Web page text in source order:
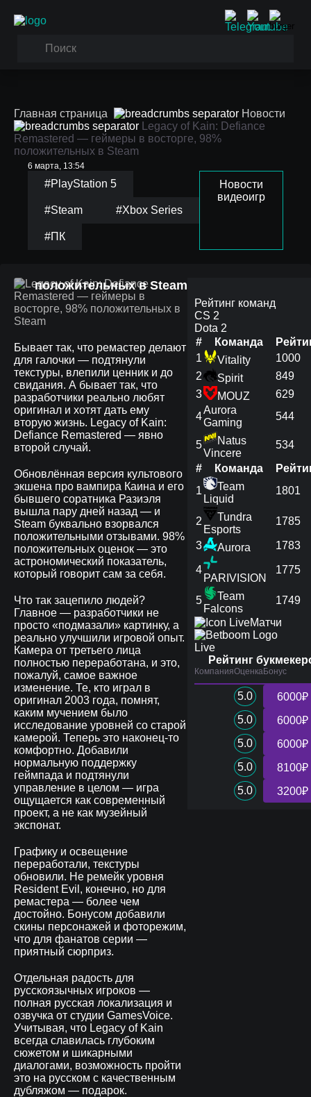
Главная страница
Новости
Legacy of Kain: Defiance
Remastered — геймеры в восторге, 98%
положительных в Steam
6 марта, 13:54
#PlayStation 5
#Steam #Xbox Series
#ПК
Новости
видеоигр
Legacy of Kain: Defiance
положительных в Steam
Бывает так, что ремастер делают
для галочки — подтянули
текстуры, влепили ценник и до
свидания. А бывает так, что
разработчики реально любят
оригинал и хотят дать ему
вторую жизнь. Legacy of Kain:
Defiance Remastered — явно
второй случай.
Обновлённая версия культового
экшена про вампира Каина и его
бывшего соратника Разиэля
вышла пару дней назад — и
Steam буквально взорвался
положительными отзывами. 98%
положительных оценок — это
астрономический показатель,
который говорит сам за себя.
Что так зацепило людей?
Главное — разработчики не
просто «подмазали» картинку, а
реально улучшили игровой опыт.
Камера от третьего лица
полностью переработана, и это,
пожалуй, самое важное
изменение. Те, кто играл в
оригинал 2003 года, помнят,
каким мучением было
исследование уровней со старой
камерой. Теперь это наконец-то
комфортно. Добавили
нормальную поддержку
геймпада и подтянули
управление в целом — игра
ощущается как современный
проект, а не как музейный
экспонат.
Графику и освещение
переработали, текстуры
обновили. Не ремейк уровня
Resident Evil, конечно, но для
ремастера — более чем
достойно. Бонусом добавили
скины персонажей и фоторежим,
что для фанатов серии —
приятный сюрприз.
Отдельная радость для
русскоязычных игроков —
полная русская локализация и
озвучка от студии GamesVoice.
Учитывая, что Legacy of Kain
всегда славилась глубоким
сюжетом и шикарными
диалогами, возможность пройти
это на русском с качественным
дубляжом — подарок.
Рейтинг команд
CS 2
Dota 2
#
Команда
1
Vitality
1000
2
Spirit
849
3
MOUZ
629
4
Aurora
Gaming
544
5
Natus
Vincere
534
#
Команда
1
Team
Liquid
1801
2
Tundra
Esports
1785
3 Aurora 1783
4
PARIVISION
1775
5
Team
Falcons
1749
Матчи
Live
Рейтинг
КомпанияОценкаБонус
5.0
6000₽
5.0
6000₽
5.0
6000₽
5.0
8100₽
5.0
3200₽